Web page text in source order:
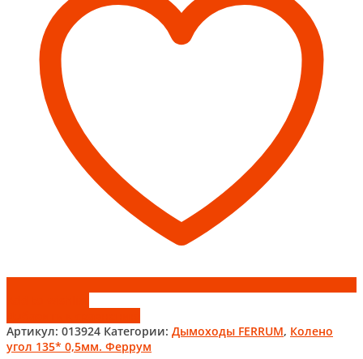
Артикул: 013924 Категории: Дымоходы FERRUM, Колено
угол 135* 0,5мм. Феррум